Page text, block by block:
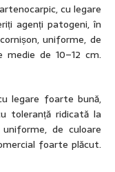
cu legare
agenți patogeni, în
uniforme, de
de 10–12 cm.
legare foarte bună,
toleranță ridicată la
de culoare
foarte plăcut.